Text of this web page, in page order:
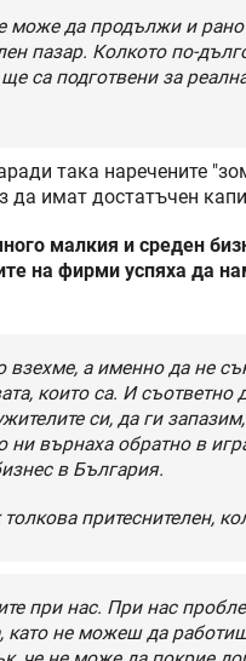
може да продължи и
пазар. Колкото по-
са подготвени за
така наречените
да имат достатъчен
малкия и среден
на фирми успяха да
взехме, а именно да не
които са. И
си, да ги
ни върнаха обратно в
в България.
притеснителен,
при нас. При нас
като не можеш да